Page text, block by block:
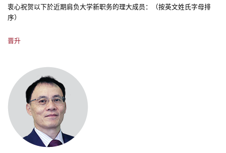
衷心祝贺以下於近期肩负大学新职务的理大成员：（按英文姓氏字母排
序）
晋升